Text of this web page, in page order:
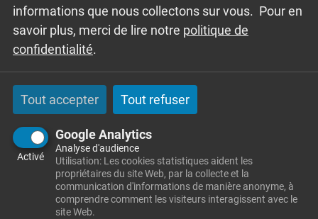
informations que nous collectons sur vous. Pour en
savoir plus, merci de lire notre politique de
confidentialité.
Tout accepter Tout refuser
Google Analytics
Activé
Analyse d'audience
Utilisation: Les cookies statistiques aident les
propriétaires du site Web, par la collecte et la
communication d'informations de manière anonyme, à
comprendre comment les visiteurs interagissent avec le
site Web.
NEWSLETTER
Pour rester informé des actualités de la
Communauté de Communes du Grand Pontarlier,
abonnez-vous à la newsletter.
INSCRIPTION